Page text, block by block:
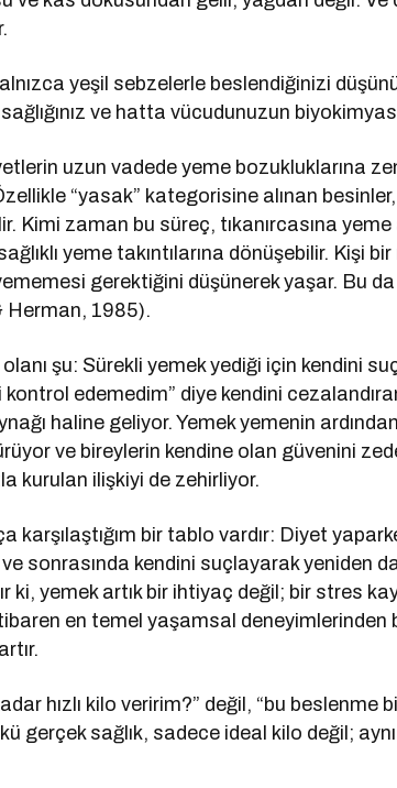
yeşil sebzelerle beslendiğinizi
ve hatta vücudunuzun
uzun vadede yeme bozukluklarına
“yasak” kategorisine alınan
Kimi zaman bu süreç, tıkanırcasına
yeme takıntılarına dönüşebilir. Kişi
gerektiğini düşünerek yaşar. Bu
Herman, 1985).
olanı şu: Sürekli yemek yediği için kendini
edemedim” diye kendini
haline geliyor. Yemek yemenin
ve bireylerin kendine olan güvenini
kurulan ilişkiyi de zehirliyor.
karşılaştığım bir tablo vardır: Diyet
sonrasında kendini suçlayarak yeniden
ki, yemek artık bir ihtiyaç değil; bir stres
en temel yaşamsal deneyimlerinden
hızlı kilo veririm?” değil, “bu beslenme
gerçek sağlık, sadece ideal kilo değil;